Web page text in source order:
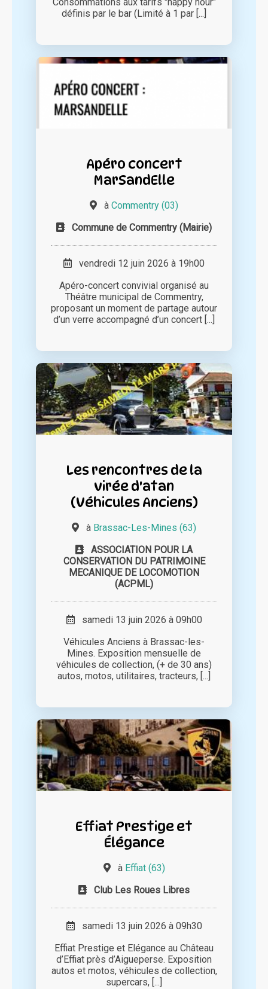
Consommations aux tarifs "happy hour"
définis par le bar (Limité à 1 par [...]
Apéro concert
MarSandElle
à Commentry (03)
Commune de Commentry (Mairie)
vendredi 12 juin 2026 à 19h00
Apéro-concert convivial organisé au
Théâtre municipal de Commentry,
proposant un moment de partage autour
d’un verre accompagné d’un concert [...]
Les rencontres de la
virée d'atan
(Véhicules Anciens)
à Brassac-Les-Mines (63)
ASSOCIATION POUR LA
CONSERVATION DU PATRIMOINE
MECANIQUE DE LOCOMOTION
(ACPML)
samedi 13 juin 2026 à 09h00
Véhicules Anciens à Brassac-les-
Mines. Exposition mensuelle de
véhicules de collection, (+ de 30 ans)
autos, motos, utilitaires, tracteurs, [...]
Effiat Prestige et
Élégance
à Effiat (63)
Club Les Roues Libres
samedi 13 juin 2026 à 09h30
Effiat Prestige et Elégance au Château
d’Effiat près d’Aigueperse. Exposition
autos et motos, véhicules de collection,
supercars, [...]